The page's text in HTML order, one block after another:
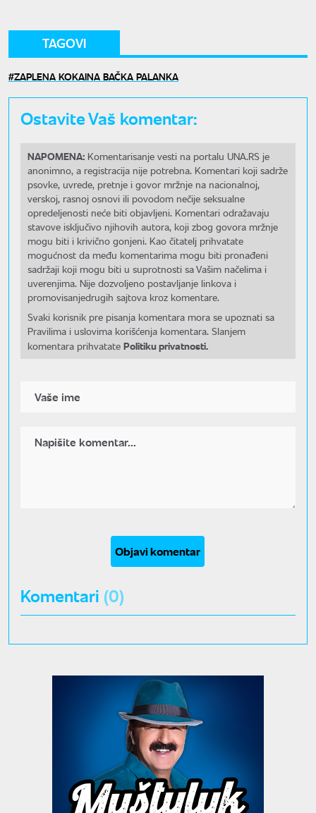
TAGOVI
ZAPLENA KOKAINA BAČKA PALANKA
Ostavite Vaš komentar:
NAPOMENA: Komentarisanje vesti na portalu UNA.RS je
anonimno, a registracija nije potrebna. Komentari koji sadrže
psovke, uvrede, pretnje i govor mržnje na nacionalnoj,
verskoj, rasnoj osnovi ili povodom nečije seksualne
opredeljenosti neće biti objavljeni. Komentari odražavaju
stavove isključivo njihovih autora, koji zbog govora mržnje
mogu biti i krivično gonjeni. Kao čitatelj prihvatate
mogućnost da među komentarima mogu biti pronađeni
sadržaji koji mogu biti u suprotnosti sa Vašim načelima i
uverenjima. Nije dozvoljeno postavljanje linkova i
promovisanjedrugih sajtova kroz komentare.
Svaki korisnik pre pisanja komentara mora se upoznati sa
Pravilima i uslovima korišćenja komentara. Slanjem
komentara prihvatate Politiku privatnosti.
Objavi komentar
Komentari (0)